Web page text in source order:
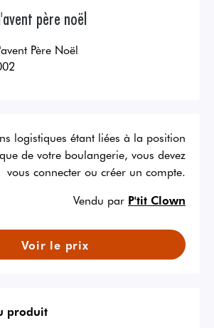
père noël
Père Noël
logistiques étant liées à la position
de votre boulangerie, vous devez
vous connecter ou créer un compte.
Vendu par P'tit Clown
Voir le prix
produit